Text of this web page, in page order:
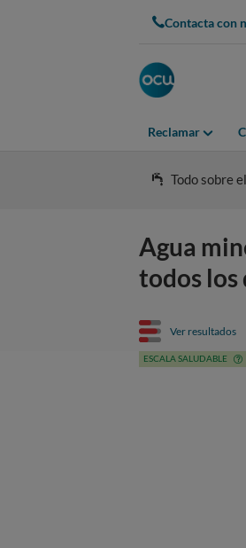
Contacta con
Reclamar
Todo sobre
Agua
todos los
Ver resultados
ESCALA SALUDABLE